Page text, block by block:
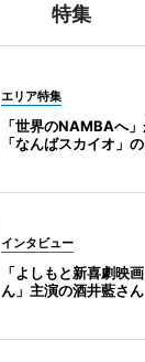
特集
エリア特集
「世界のNAMBAへ
「なんばスカイオ」
インタビュー
「よしもと新喜劇映
ん」主演の酒井藍さん